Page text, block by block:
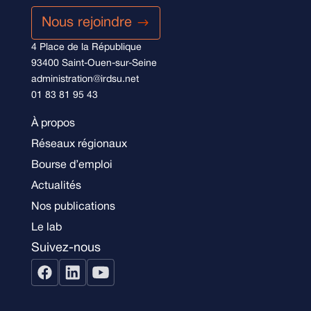
Nous rejoindre
4 Place de la République
93400 Saint-Ouen-sur-Seine
administration@irdsu.net
01 83 81 95 43
À propos
Réseaux régionaux
Bourse d’emploi
Actualités
Nos publications
Le lab
Suivez-nous